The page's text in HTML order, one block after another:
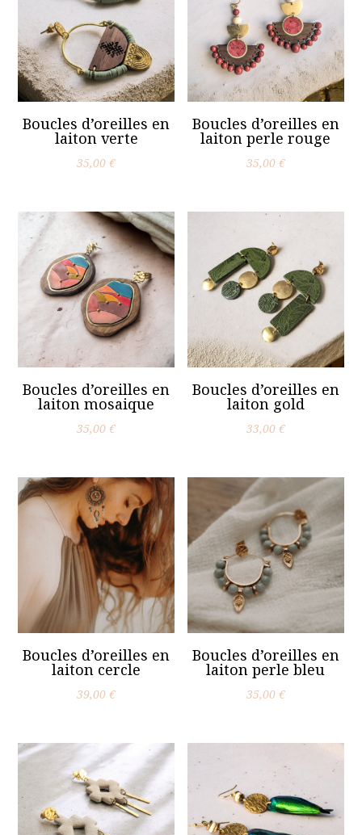
Boucles d’oreilles en
laiton verte
35,00€
Boucles d’oreilles en
laiton perle rouge
35,00 €
Boucles d’oreilles en
laiton mosaique
35,00€
Boucles d’oreilles en
laiton gold
33,00 €
Boucles d’oreilles en
laiton cercle
39,00€
Boucles d’oreilles en
laiton perle bleu
35,00 €